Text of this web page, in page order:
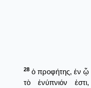
28 ὁ προφήτης, ἐν ᾧ
τὸ ἐνύπνιόν ἐστι,